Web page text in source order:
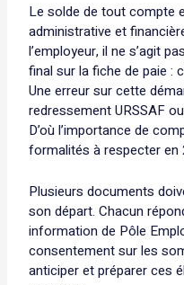
Le solde de tout compte
administrative et
l’employeur, il ne s’agit
final sur la fiche de paie :
Une erreur sur cette
redressement URSSAF
D’où l’importance de
formalités à respecter en
Plusieurs documents
son départ. Chacun
information de Pôle
consentement sur les
anticiper et préparer ces